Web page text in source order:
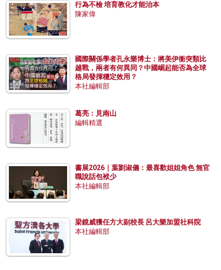
行為不檢 培育教化才能治本
陳家偉
國際關係學者孔永樂博士：將美伊衝突類比
越戰，兩者有何異同？中國崛起能否為全球
格局發揮穩定效用？
本社編輯部
葛亮：見南山
編輯精選
書展2026｜葉劉淑儀：最喜歡姐姐角色 無官
職說話包袱少
本社編輯部
梁鏡威獲任方大副校長 呂大樂加盟社科院
本社編輯部